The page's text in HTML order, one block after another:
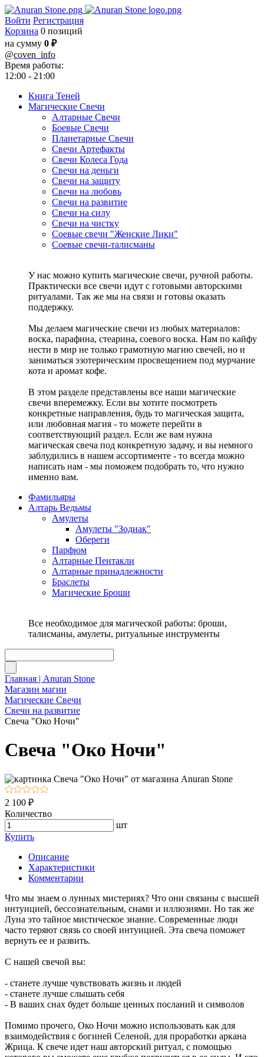
Войти Регистрация
Корзина 0 позиций
на сумму 0 ₽
@coven_info
Время работы:
12:00 - 21:00
Книга Теней
Магические Свечи
Алтарные Свечи
Боевые Свечи
Планетарные Свечи
Свечи Артефакты
Свечи Колеса Года
Свечи на деньги
Свечи на защиту
Свечи на любовь
Свечи на развитие
Свечи на силу
Свечи на чистку
Соевые свечи "Женские Лики"
Соевые свечи-талисманы
У нас можно купить магические свечи, ручной работы.
Практически все свечи идут с готовыми авторскими
ритуалами. Так же мы на связи и готовы оказать
поддержку.
Мы делаем магические свечи из любых материалов:
воска, парафина, стеарина, соевого воска. Нам по кайфу
нести в мир не только грамотную магию свечей, но и
заниматься эзотерическим просвещением под мурчание
кота и аромат кофе.
В этом разделе представлены все наши магические
свечи вперемежку. Если вы хотите посмотреть
конкретные направления, будь то магическая защита,
или любовная магия - то можете перейти в
соответствующий раздел. Если же вам нужна
магическая свеча под конкретную задачу, и вы немного
заблудились в нашем ассортименте - то всегда можно
написать нам - мы поможем подобрать то, что нужно
именно вам.
Фамильяры
Алтарь Ведьмы
Амулеты
Амулеты "Зодиак"
Обереги
Парфюм
Алтарные Пентакли
Алтарные принадлежности
Браслеты
Магические Броши
Все необходимое для магической работы: броши,
талисманы, амулеты, ритуальные инструменты
Главная | Anuran Stone
Магазин магии
Магические Свечи
Свечи на развитие
Свеча "Око Ночи"
Свеча "Око Ночи"
2 100 ₽
Количество
шт
Купить
Описание
Характеристики
Комментарии
Что мы знаем о лунных мистериях? Что они связаны с высшей
интуицией, бессознательным, снами и иллюзиями. Но так же
Луна это тайное мистическое знание. Современные люди
часто теряют связь со своей интуицией. Эта свеча поможет
вернуть ее и развить.
С нашей свечой вы:
- станете лучше чувствовать жизнь и людей
- станете лучше слышать себя
- В ваших снах будет больше ценных посланий и символов
Помимо прочего, Око Ночи можно использовать как для
взаимодействия с богиней Селеной, для проработки аркана
Жрица. К свече идет наш авторский ритуал, с помощью